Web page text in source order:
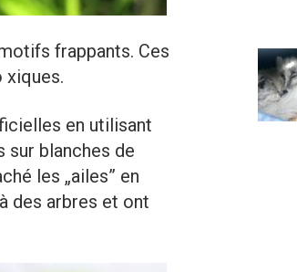
frappants. Ces
xiques.
en utilisant
sur blanches de
les „ailes” en
des arbres et ont